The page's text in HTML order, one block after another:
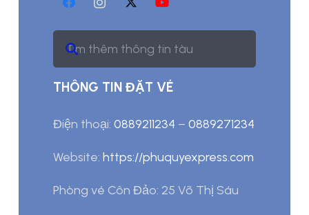
THÔNG TIN ĐẶT VÉ
Điện thoại: 0889211234 – 0889271234
Website: https://phuquyexpress.com
Phòng vé Côn Đảo: 25 Võ Thị Sáu